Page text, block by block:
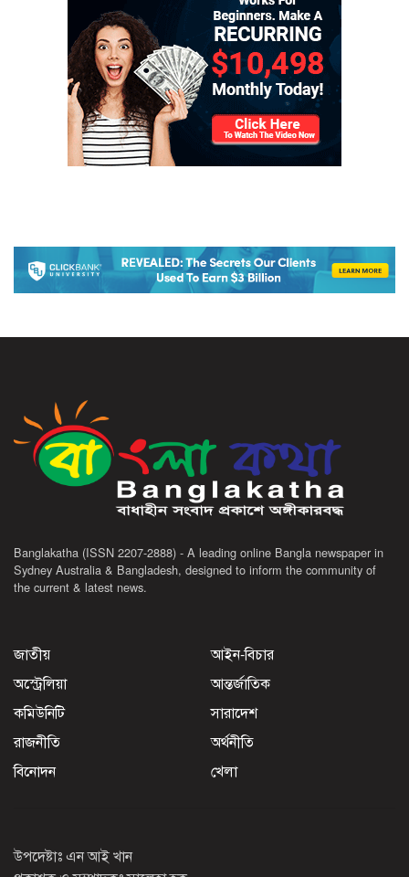
Banglakatha (ISSN 2207-2888) - A leading online Bangla newspaper in
Sydney Australia & Bangladesh, designed to inform the community of
the current & latest news.
জাতীয়
আইন-বিচার
অস্ট্রেলিয়া
আন্তর্জাতিক
কমিউনিটি
সারাদেশ
রাজনীতি
অর্থনীতি
বিনোদন
খেলা
উপদেষ্টাঃ এন আই খান